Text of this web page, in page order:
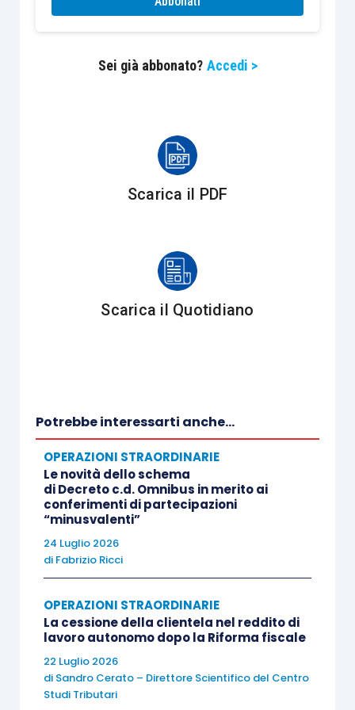
che avvenga durante il periodo di monitoraggio
esempio nellarivalutazione di cui al D.L.
l’intero saldo attivo va iscritto nel netto della
se il bene rivalutato è stato
trasferito a quest’ultima (o resta interamente
ancorato alla scissa se il bene rivalutato resta
Questo principio è stato, peraltro, codificato con
risposta ad interpello n. 97/2020
parte delle riserve (non in sospensione di
utili per il 70% e di capitale per il restante 30%,
ilpatrimonio netto della beneficiaria
parte trasferita, dovrebbe essere ritenuto per il
70% formato da utili e per il 30% da capitale.
Questo è lo scenario normativo per una
scissione ordinarianella quale il patrimonio
netto si riduce essendo in parte assegnato alla
beneficiaria, ma inuna scissione con scorporo
(in cui tale riduzione non si manifesta) come ci si
deve comportare
intervenuta con la Circolare Assonime n. 14/2023
Sei già abbonato? Accedi >
Scarica il PDF
Scarica il Quotidiano
Potrebbe interessarti anche...
OPERAZIONI STRAORDINARIE
Le novità dello schema
di Decreto c.d. Omnibus in merito ai
conferimenti di partecipazioni
“minusvalenti”
24 Luglio 2026
di Fabrizio Ricci
OPERAZIONI STRAORDINARIE
La cessione della clientela nel reddito di
lavoro autonomo dopo la Riforma fiscale
22 Luglio 2026
di Sandro Cerato – Direttore Scientifico del Centro
Studi Tributari